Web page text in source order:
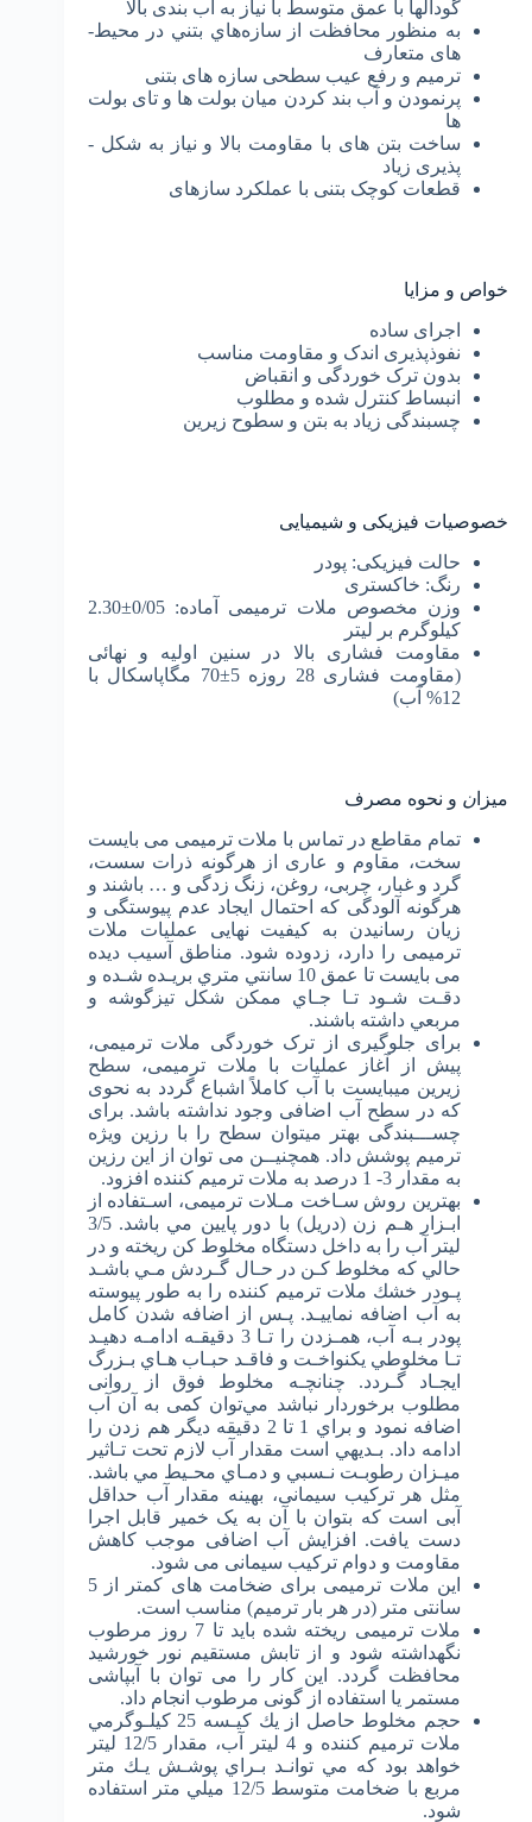
گودال­ها با عمق متوسط با نیاز به آب بندی بالا
ﺑﻪ ﻣﻨﻈﻮر ﻣﺤﺎﻓﻈﺖ از ﺳﺎزه­ﻫﺎي ﺑﺘﻨﻲ در محیط­
های متعارف
ترمیم و رفع عیب سطحی سازه های بتنی
پرنمودن و آب بند کردن میان بولت ها و تای بولت
ها
ساخت بتن های با مقاومت بالا و نیاز به شکل ­
پذیری زیاد
قطعات کوچک بتنی با عملکرد سازه­ای
خواص و مزایا
اجرای ساده
نفوذپذیری اندک و مقاومت مناسب
بدون ترک خوردگی و انقباض
انبساط کنترل شده و مطلوب
چسبندگی زیاد به بتن و سطوح زیرین
خصوصیات فیزیکی و شیمیایی
حالت فیزیکی: پودر
رنگ: خاکستری
وزن مخصوص ملات ترمیمی آماده: 0/05±2.30
کیلوگرم بر لیتر
مقاومت فشاری بالا در سنین اولیه و نهائی
(مقاومت فشاری 28 روزه 5±70 مگاپاسکال با
12% آب)
میزا ن و نحوه مصرف
تمام مقاطع در تماس با ملات ترمیمی می­ بایست
سخت، مقاوم و عاری از هرگونه ذرات سست،
گرد و غبار، چربی، روغن، زنگ زدگی و … باشند و
هرگونه آلودگی که احتمال ایجاد عدم پیوستگی و
زیان رسانیدن به کیفیت نهایی عملیات ملات
ترمیمی را دارد، زدوده شود. مناطق آسیب دیده
می بایست ﺗﺎ ﻋﻤﻖ 10 ﺳﺎﻧﺘﻲ ﻣﺘﺮي ﺑﺮﻳـﺪه ﺷـﺪه و
دﻗـﺖ ﺷـﻮد ﺗـﺎ ﺟـﺎي ﻣﻤﻜﻦ ﺷﻜﻞ ﺗﻴﺰﮔﻮﺷﻪ و
ﻣﺮﺑﻌﻲ داﺷﺘﻪ ﺑﺎﺷﻨﺪ.
برای جلوگیری از ترک خوردگی ملات ترمیمی،
پیش از آغاز عملیات با ملات ترمیمی، سطح
زیرین می­بایست با آب کاملاً اشباع گردد به نحوی
که در سطح آب اضافی وجود نداشته باشد. برای
چســـبندگی بهتر می­توان سطح را با رزین ویژه
ترمیم پوشش داد. همچنیــن می­ توان از این رزین
به مقدار 3- 1 درصد به ملات ترمیم کننده افزود.
ﺑﻬﺘﺮﻳﻦ روش ﺳـﺎﺧﺖ ﻣـﻼت ترمیمی، اﺳـﺘﻔﺎده از
اﺑـﺰار ﻫـﻢ زن (درﻳﻞ) ﺑﺎ دور ﭘﺎﻳﻴﻦ ﻣﻲ ﺑﺎﺷﺪ. 3/5
ﻟﻴﺘﺮ آب را ﺑﻪ داﺧﻞ دﺳﺘﮕﺎه ﻣﺨﻠﻮط ﻛﻦ رﻳﺨﺘﻪ و در
ﺣﺎﻟﻲ ﻛﻪ ﻣﺨﻠﻮط ﻛـﻦ در ﺣـﺎل ﮔـﺮدش ﻣـﻲ ﺑﺎﺷـﺪ
ﭘـﻮدر ﺧﺸﻚ ملات ترمیم کننده را ﺑﻪ ﻃﻮر ﭘﻴﻮﺳﺘﻪ
ﺑﻪ آب اﺿﺎﻓﻪ ﻧﻤﺎﻳﻴـﺪ. ﭘـﺲ از اﺿﺎﻓﻪ ﺷﺪن ﻛﺎﻣﻞ
ﭘﻮدر ﺑـﻪ آب، ﻫﻤـﺰدن را ﺗـﺎ 3 دﻗﻴﻘـﻪ اداﻣـﻪ دﻫﻴـﺪ
ﺗـﺎ ﻣﺨﻠﻮﻃﻲ ﻳﻜﻨﻮاﺧـﺖ و ﻓﺎﻗـﺪ ﺣﺒـﺎب ﻫـﺎي ﺑـﺰرگ
اﻳﺠـﺎد ﮔـﺮدد. ﭼﻨﺎﻧﭽـﻪ ﻣﺨﻠﻮط ﻓﻮق از روانی
مطلوب ﺑﺮﺧﻮردار ﻧﺒﺎﺷﺪ ﻣﻲ­ﺗﻮان کمی ﺑﻪ آن آب
اﺿﺎﻓﻪ ﻧﻤﻮد و ﺑﺮاي 1 ﺗﺎ 2 دﻗﻴﻘﻪ دﻳﮕﺮ ﻫﻢ زدن را
اداﻣﻪ داد. ﺑـﺪﻳﻬﻲ اﺳﺖ ﻣﻘﺪار آب ﻻزم ﺗﺤﺖ ﺗـﺎﺛﻴﺮ
ﻣﻴـﺰان رﻃﻮﺑـﺖ ﻧـﺴﺒﻲ و دﻣـﺎي ﻣﺤـﻴﻂ ﻣﻲ ﺑﺎﺷﺪ.
مثل هر ترکیب سیمانی، بهینه مقدار آب حداقل
آبی است که بتوان با آن به یک خمیر قابل اجرا
دست یافت. افزایش آب اضافی موجب کاهش
مقاومت و دوام ترکیب سیمانی می شود.
این ملات ترمیمی برای ضخامت های کمتر از 5
سانتی متر (در هر بار ترمیم) مناسب است.
ملات ترمیمی ریخته شده باید تا 7 روز مرطوب
نگهداشته شود و از تابش مستقیم نور خورشید
محافظت گردد. این کار را می توان با آبپاشی
مستمر یا استفاده از گونی مرطوب انجام داد.
ﺣﺠﻢ ﻣﺨﻠﻮط ﺣﺎﺻﻞ از ﻳﻚ ﻛﻴـﺴﻪ 25 ﻛﻴﻠـﻮﮔﺮﻣﻲ
ملات ترمیم کننده و 4 ﻟﻴﺘﺮ آب، ﻣﻘﺪار 12/5 ﻟﻴﺘﺮ
ﺧﻮاﻫﺪ ﺑﻮد ﻛﻪ ﻣﻲ ﺗﻮاﻧـﺪ ﺑـﺮاي ﭘﻮﺷـﺶ ﻳـﻚ ﻣﺘﺮ
ﻣﺮﺑﻊ ﺑﺎ ﺿﺨﺎﻣﺖ ﻣﺘﻮﺳﻂ 12/5 ﻣﻴﻠﻲ ﻣﺘﺮ اﺳﺘﻔﺎده
ﺷﻮد.